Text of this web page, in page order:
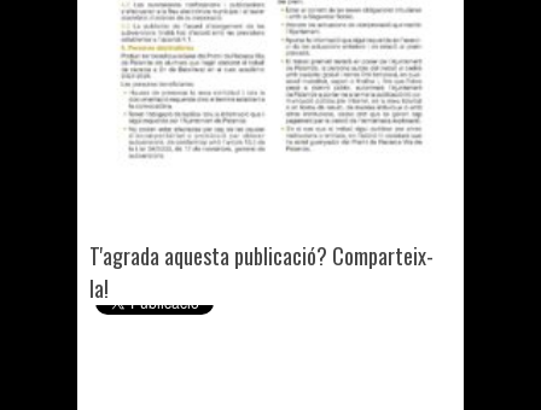
T'agrada aquesta publicació? Comparteix-
la!